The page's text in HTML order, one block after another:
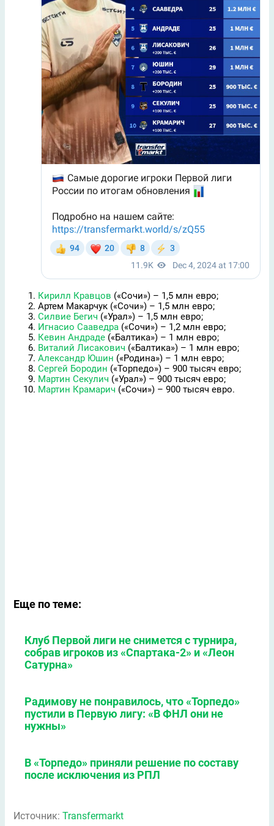
Кирилл Кравцов («Сочи») – 1,5 млн евро;
Артем Макарчук («Сочи») – 1,5 млн евро;
Силвие Бегич («Урал») – 1,5 млн евро;
Игнасио Сааведра («Сочи») – 1,2 млн евро;
Кевин Андраде («Балтика») – 1 млн евро;
Виталий Лисакович («Балтика») – 1 млн евро;
Александр Юшин («Родина») – 1 млн евро;
Сергей Бородин («Торпедо») – 900 тысяч евро;
Мартин Секулич («Урал») – 900 тысяч евро;
Мартин Крамарич («Сочи») – 900 тысяч евро.
Еще по теме:
Клуб Первой лиги не снимется с турнира,
собрав игроков из «Спартака-2» и «Леон
Сатурна»
Радимову не понравилось, что «Торпедо»
пустили в Первую лигу: «В ФНЛ они не
нужны»
В «Торпедо» приняли решение по составу
после исключения из РПЛ
Источник: Transfermarkt